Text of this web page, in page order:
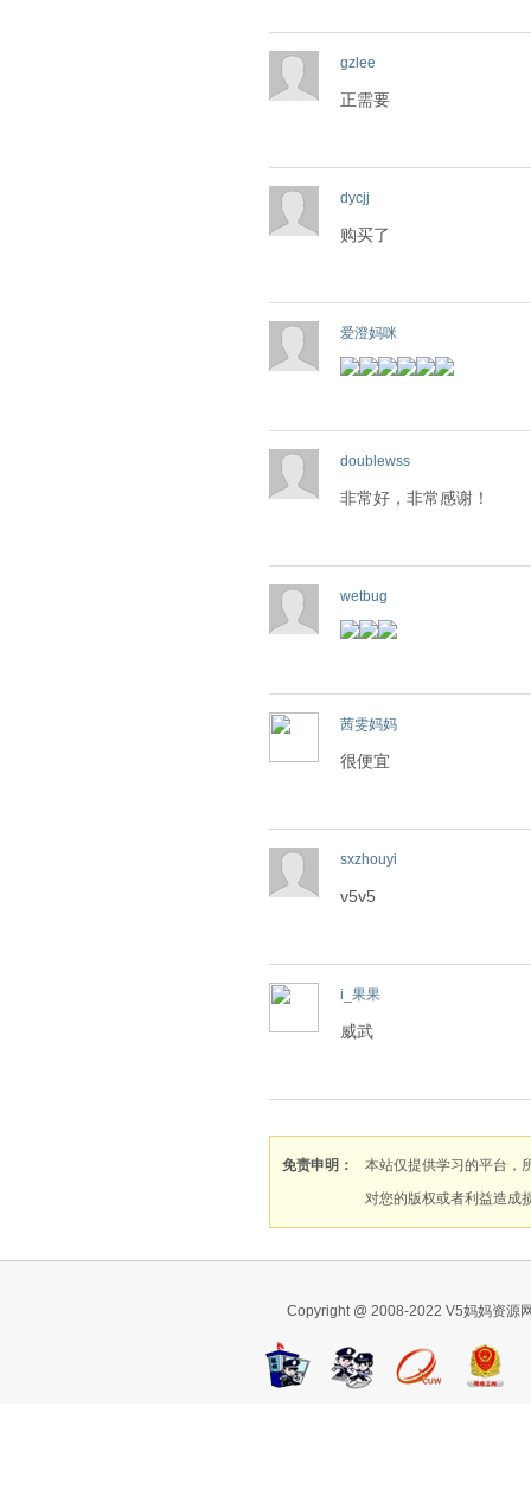
gzlee
正需要
dycjj
购买了
爱澄妈咪
doublewss
非常好，非常感谢！
wetbug
茜雯妈妈
很便宜
sxzhouyi
v5v5
i_果果
威武
免责申明：
本站仅提供学习的平台，
对您的版权或者利益造成
Copyright @ 2008-2022 V5妈妈资源